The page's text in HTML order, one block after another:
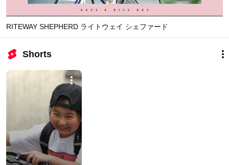
RITEWAY SHEPHERD ライトウェイ シェファード
Shorts